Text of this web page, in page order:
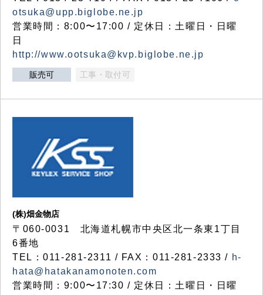
otsuka@upp.biglobe.ne.jp
営業時間：8:00〜17:00 / 定休日：土曜日・日曜
日
http://www.ootsuka@kvp.biglobe.ne.jp
販売可 工事・取付可
(株)畑金物店
〒060-0031 北海道札幌市中央区北一条東1丁目
6番地
TEL：011-281-2311 / FAX：011-281-2333 / h-
hata@hatakanamonoten.com
営業時間：9:00〜17:30 / 定休日：土曜日・日曜